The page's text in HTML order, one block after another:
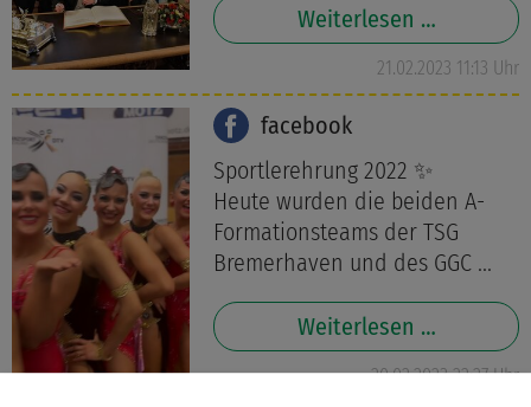
Weiterlesen …
21.02.2023 11:13 Uhr
facebook
Sportlerehrung 2022 ✨
Heute wurden die beiden A-
Formationsteams der TSG
Bremerhaven und des GGC ...
Weiterlesen …
20.02.2023 22:27 Uhr